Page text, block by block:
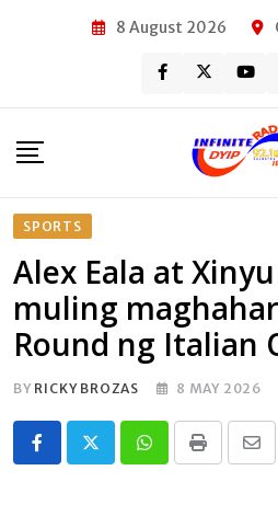
8 August 2026
SPORTS
Alex Eala at
muling
Round ng Italian
BY RICKY BROZAS 8 MAY 2026
Whatsapp
Print